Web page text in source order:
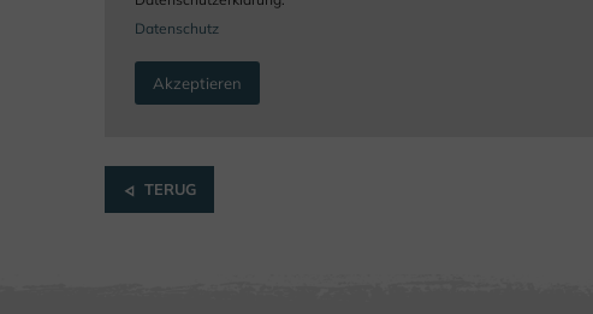
Datenschutz
Akzeptieren
TERUG